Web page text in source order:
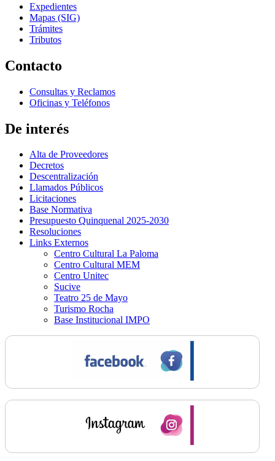
Expedientes
Mapas (SIG)
Trámites
Tributos
Contacto
Consultas y Reclamos
Oficinas y Teléfonos
De interés
Alta de Proveedores
Decretos
Descentralización
Llamados Públicos
Licitaciones
Base Normativa
Presupuesto Quinquenal 2025-2030
Resoluciones
Links Externos
Centro Cultural La Paloma
Centro Cultural MEM
Centro Unitec
Sucive
Teatro 25 de Mayo
Turismo Rocha
Base Institucional IMPO